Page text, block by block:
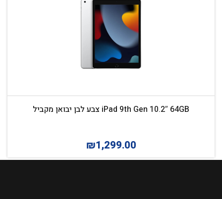
iPad 9th Gen 10.2″ 64GB צבע לבן יבואן מקביל
₪1,299.00